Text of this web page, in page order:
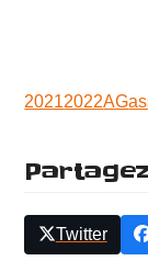
20212022AG
Twitter